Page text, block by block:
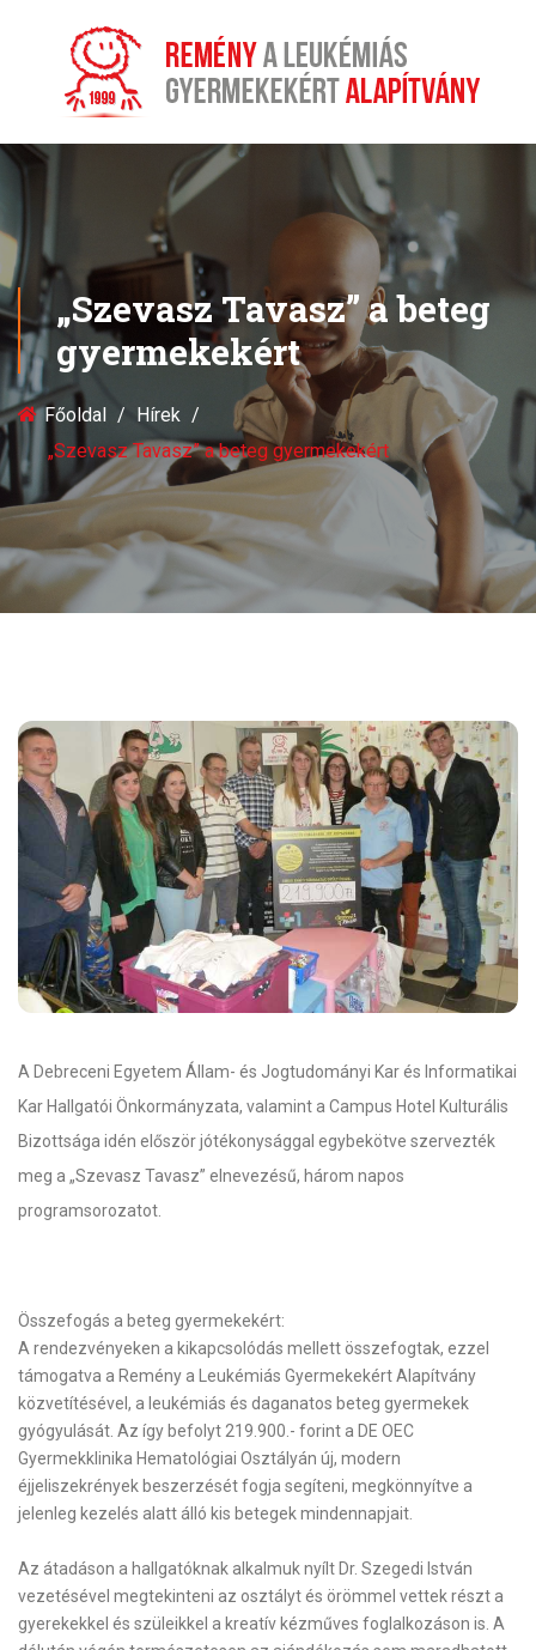
„Szevasz Tavasz” a beteg
gyermekekért
Főoldal
Hírek
„Szevasz Tavasz” a beteg gyermekekért
A Debreceni Egyetem Állam- és Jogtudományi Kar és Informatikai
Kar Hallgatói Önkormányzata, valamint a Campus Hotel Kulturális
Bizottsága idén először jótékonysággal egybekötve szervezték
meg a „Szevasz Tavasz” elnevezésű, három napos
programsorozatot.
Összefogás a beteg gyermekekért:
A rendezvényeken a kikapcsolódás mellett összefogtak, ezzel
támogatva a Remény a Leukémiás Gyermekekért Alapítvány
közvetítésével, a leukémiás és daganatos beteg gyermekek
gyógyulását. Az így befolyt 219.900.- forint a DE OEC
Gyermekklinika Hematológiai Osztályán új, modern
éjjeliszekrények beszerzését fogja segíteni, megkönnyítve a
jelenleg kezelés alatt álló kis betegek mindennapjait.
Az átadáson a hallgatóknak alkalmuk nyílt Dr. Szegedi István
vezetésével megtekinteni az osztályt és örömmel vettek részt a
gyerekekkel és szüleikkel a kreatív kézműves foglalkozáson is. A